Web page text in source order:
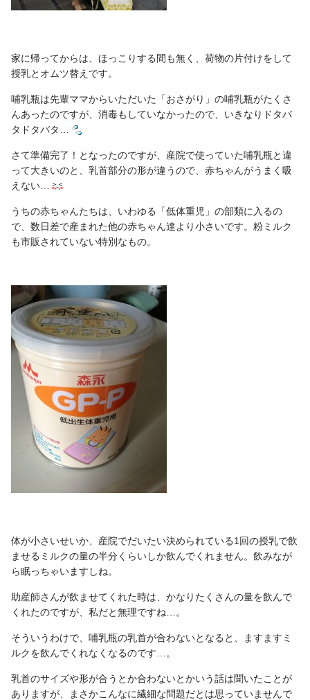
家に帰ってからは、ほっこりする間も無く、荷物の片付けをして
授乳とオムツ替えです。
哺乳瓶は先輩ママからいただいた「おさがり」の哺乳瓶がたくさ
んあったのですが、消毒もしていなかったので、いきなりドタバ
タドタバタ…
さて準備完了！となったのですが、産院で使っていた哺乳瓶と違
って大きいのと、乳首部分の形が違うので、赤ちゃんがうまく吸
えない…
うちの赤ちゃんたちは、いわゆる「低体重児」の部類に入るの
で、数日差で産まれた他の赤ちゃん達より小さいです。粉ミルク
も市販されていない特別なもの。
体が小さいせいか、産院でだいたい決められている1回の授乳で飲
ませるミルクの量の半分くらいしか飲んでくれません。飲みなが
ら眠っちゃいますしね。
助産師さんが飲ませてくれた時は、かなりたくさんの量を飲んで
くれたのですが、私だと無理ですね…。
そういうわけで、哺乳瓶の乳首が合わないとなると、ますますミ
ルクを飲んでくれなくなるのです…。
乳首のサイズや形が合うとか合わないとかいう話は聞いたことが
ありますが、まさかこんなに繊細な問題だとは思っていませんで